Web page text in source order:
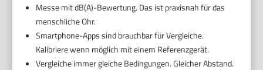
Messe mit dB(A)-Bewertung. Das ist praxisnah für das
menschliche Ohr.
Smartphone-Apps sind brauchbar für Vergleiche.
Kalibriere wenn möglich mit einem Referenzgerät.
Vergleiche immer gleiche Bedingungen. Gleicher Abstand.